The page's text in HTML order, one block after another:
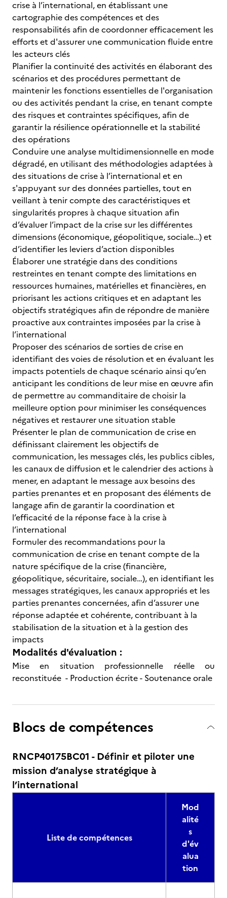
crise à l’international, en établissant une
cartographie des compétences et des
responsabilités afin de coordonner efficacement les
efforts et d'assurer une communication fluide entre
les acteurs clés
Planifier la continuité des activités en élaborant des
scénarios et des procédures permettant de
maintenir les fonctions essentielles de l'organisation
ou des activités pendant la crise, en tenant compte
des risques et contraintes spécifiques, afin de
garantir la résilience opérationnelle et la stabilité
des opérations
Conduire une analyse multidimensionnelle en mode
dégradé, en utilisant des méthodologies adaptées à
des situations de crise à l’international et en
s'appuyant sur des données partielles, tout en
veillant à tenir compte des caractéristiques et
singularités propres à chaque situation afin
d’évaluer l’impact de la crise sur les différentes
dimensions (économique, géopolitique, sociale…) et
d’identifier les leviers d’action disponibles
Élaborer une stratégie dans des conditions
restreintes en tenant compte des limitations en
ressources humaines, matérielles et financières, en
priorisant les actions critiques et en adaptant les
objectifs stratégiques afin de répondre de manière
proactive aux contraintes imposées par la crise à
l’international
Proposer des scénarios de sorties de crise en
identifiant des voies de résolution et en évaluant les
impacts potentiels de chaque scénario ainsi qu’en
anticipant les conditions de leur mise en œuvre afin
de permettre au commanditaire de choisir la
meilleure option pour minimiser les conséquences
négatives et restaurer une situation stable
Présenter le plan de communication de crise en
définissant clairement les objectifs de
communication, les messages clés, les publics cibles,
les canaux de diffusion et le calendrier des actions à
mener, en adaptant le message aux besoins des
parties prenantes et en proposant des éléments de
langage afin de garantir la coordination et
l’efficacité de la réponse face à la crise à
l’international
Formuler des recommandations pour la
communication de crise en tenant compte de la
nature spécifique de la crise (financière,
géopolitique, sécuritaire, sociale…), en identifiant les
messages stratégiques, les canaux appropriés et les
parties prenantes concernées, afin d’assurer une
réponse adaptée et cohérente, contribuant à la
stabilisation de la situation et à la gestion des
impacts
Modalités d'évaluation :
Mise en situation professionnelle réelle ou
reconstituée - Production écrite - Soutenance orale
Blocs de compétences
RNCP40175BC01 - Définir et piloter une
mission d’analyse stratégique à
l’international
Liste de compétences
Mod
alité
s
d'év
alua
tion